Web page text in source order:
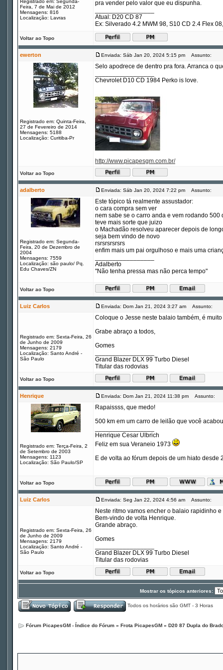
Registrado em: Segunda-
Feira, 7 de Mai de 2012
Mensagens: 816
Localização: Lavras
pra vender pelo valor que eu dispunha.
Atual: D20 CD 87
Ex: Silverado 4.2 MWM 98, S10 CD 2.4 Flex
Voltar ao Topo
ewerton Enviada: Sáb Jan 20, 2024 5:15 pm Assunto:
Registrado em: Quinta-Feira,
27 de Fevereiro de 2014
Mensagens: 5188
Localização: Curitiba-Pr
Selo apodrece de dentro pra fora. Arranca o
Chevrolet D10 CD 1984 Perko is love.
http://www.picapesgm.com.br/
Voltar ao Topo
adalberto Enviada: Sáb Jan 20, 2024 7:22 pm Assunto:
Registrado em: Segunda-
Feira, 20 de Dezembro de
2004
Mensagens: 7559
Localização: são paulo/ Pq.
Edu Chaves/ZN
Este tópico tá realmente assustador:
o cara compra sem ver
nem sabe se o carro anda e vem rodando 500
teve mais sorte que juizo
o Machadão resolveu aparecer depois de
seja bem vindo de novo
rsrsrsrsrsrs
enfim mais um pai orgulhoso e mais uma
Adalberto
"Não tenha pressa mas não perca tempo"
Voltar ao Topo
Luiz Carlos Enviada: Dom Jan 21, 2024 3:27 am Assunto:
Registrado em: Sexta-Feira, 26
de Junho de 2009
Mensagens: 2179
Localização: Santo André -
São Paulo
Coloque o Jesse neste balaio também, é
Grabe abraço a todos,
Gomes
Grand Blazer DLX 99 Turbo Diesel
Titular das rodovias
Voltar ao Topo
Henrique Enviada: Dom Jan 21, 2024 11:38 pm Assunto:
Registrado em: Terça-Feira, 2
de Setembro de 2003
Mensagens: 1123
Localização: São Paulo/SP
Rapaissss, que medo!
500 km em um carro de leilão que você
Henrique Cesar Ulbrich
Feliz em sua Veraneio 1973
E de volta ao fórum depois de um hiato desde
Voltar ao Topo
Luiz Carlos Enviada: Seg Jan 22, 2024 4:56 am Assunto:
Registrado em: Sexta-Feira, 26
de Junho de 2009
Mensagens: 2179
Localização: Santo André -
São Paulo
Neste ritmo vamos encher o balaio rapidinho
Bem-vindo de volta Henrique.
Grande abraço.
Gomes
Grand Blazer DLX 99 Turbo Diesel
Titular das rodovias
Voltar ao Topo
Mostrar os tópicos anteriores:
Todos os horários são GMT - 3 Horas
Fórum PicapesGM - Índice do Fórum » Frota PicapesGM » D20 87 Dupla do